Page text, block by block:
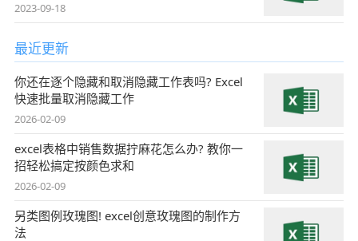
2023-09-18
最近更新
你还在逐个隐藏和取消隐藏工作表吗? Excel
快速批量取消隐藏工作
2026-02-09
excel表格中销售数据拧麻花怎么办? 教你一
招轻松搞定按颜色求和
2026-02-09
另类图例玫瑰图! excel创意玫瑰图的制作方
法